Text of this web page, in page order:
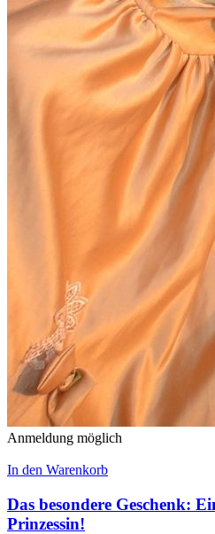
Anmeldung möglich
In den Warenkorb
Das besondere Geschenk:
Prinzessin!